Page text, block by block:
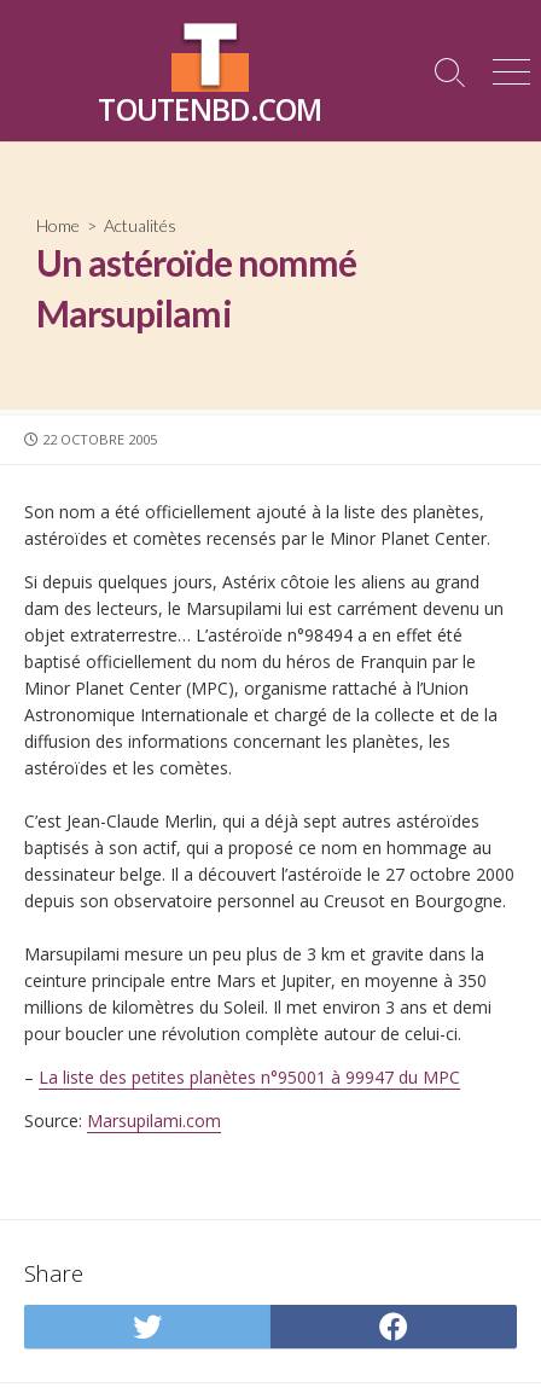
TOUTENBD.COM
Search
Home > Actualités
Un astéroïde nommé
Marsupilami
PUBLISHED
22 OCTOBRE 2005
Son nom a été officiellement ajouté à la liste des planètes,
astéroïdes et comètes recensés par le Minor Planet Center.
Si depuis quelques jours, Astérix côtoie les aliens au grand
dam des lecteurs, le Marsupilami lui est carrément devenu un
objet extraterrestre… L’astéroïde n°98494 a en effet été
baptisé officiellement du nom du héros de Franquin par le
Minor Planet Center (MPC), organisme rattaché à l’Union
Astronomique Internationale et chargé de la collecte et de la
diffusion des informations concernant les planètes, les
astéroïdes et les comètes.
C’est Jean-Claude Merlin, qui a déjà sept autres astéroïdes
baptisés à son actif, qui a proposé ce nom en hommage au
dessinateur belge. Il a découvert l’astéroïde le 27 octobre 2000
depuis son observatoire personnel au Creusot en Bourgogne.
Marsupilami mesure un peu plus de 3 km et gravite dans la
ceinture principale entre Mars et Jupiter, en moyenne à 350
millions de kilomètres du Soleil. Il met environ 3 ans et demi
pour boucler une révolution complète autour de celui-ci.
– La liste des petites planètes n°95001 à 99947 du MPC
Source: Marsupilami.com
Share
Share
on
on